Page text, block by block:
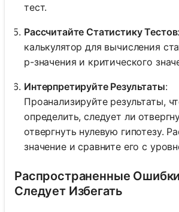
тест.
Рассчитайте Статистику Тестов
калькулятор для вычисления
p-значения и критического
Интерпретируйте Результаты:
Проанализируйте результаты,
определить, следует ли
отвергнуть нулевую гипотезу.
значение и сравните его с
Распространенные
Следует Избегать